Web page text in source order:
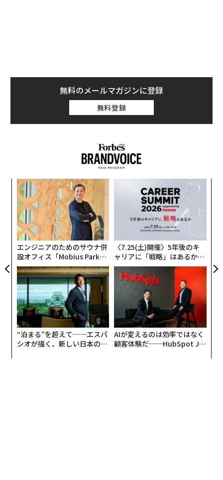
中期融資を受けた。無料のメールマガジンに登録
無料登録
エンジニアのためのサウナ併
設オフィス「Mobius Park」
がオープン──タマディック
が健康経営を徹底する理由
〈7.25(土)開催〉5年後のキ
ャリアに「戦略」はあるか。
トップエグゼクティブのキャ
リアに触れる1日│CAREER S
UMMIT 2026
“泊まる”を超えて──エスパ
シオが描く、新しい日本のラ
AIが変えるのは効率ではなく
顧客体験だ──HubSpot Ja